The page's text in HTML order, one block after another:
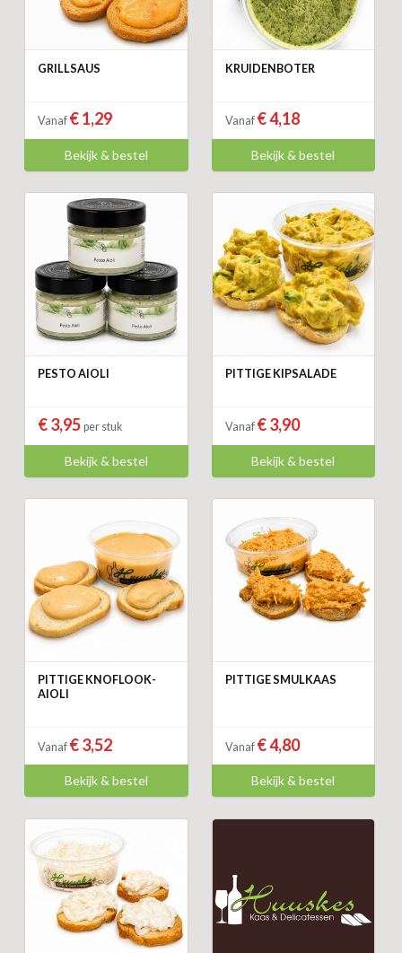
GRILLSAUS
Vanaf € 1,29
Bekijk & bestel
KRUIDENBOTER
Vanaf € 4,18
Bekijk & bestel
PESTO AIOLI
€ 3,95 per stuk
Bekijk & bestel
PITTIGE KIPSALADE
Vanaf € 3,90
Bekijk & bestel
PITTIGE KNOFLOOK-
AIOLI
Vanaf € 3,52
Bekijk & bestel
PITTIGE SMULKAAS
Vanaf € 4,80
Bekijk & bestel